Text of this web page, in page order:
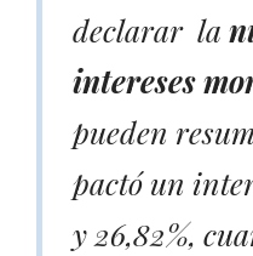
declarar la
intereses
pueden
pactó un
y 26,82%,